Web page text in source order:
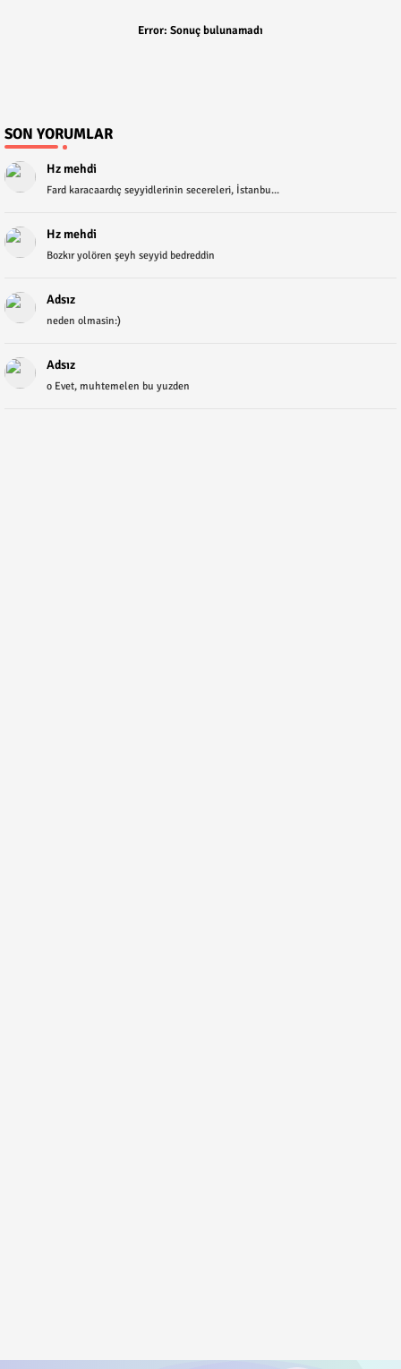
Error: Sonuç bulunamadı
SON YORUMLAR
Hz mehdi
Fard karacaardıç seyyidlerinin secereleri, İstanbu...
Hz mehdi
Bozkır yolören şeyh seyyid bedreddin
Adsız
neden olmasin:)
Adsız
o Evet, muhtemelen bu yuzden